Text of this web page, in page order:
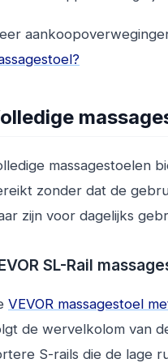
massagestoelen
zonder dat de
zijn voor dagelijks
SL-Rail
VEVOR massagestoel
de wervelkolom van
S-rails die de lage